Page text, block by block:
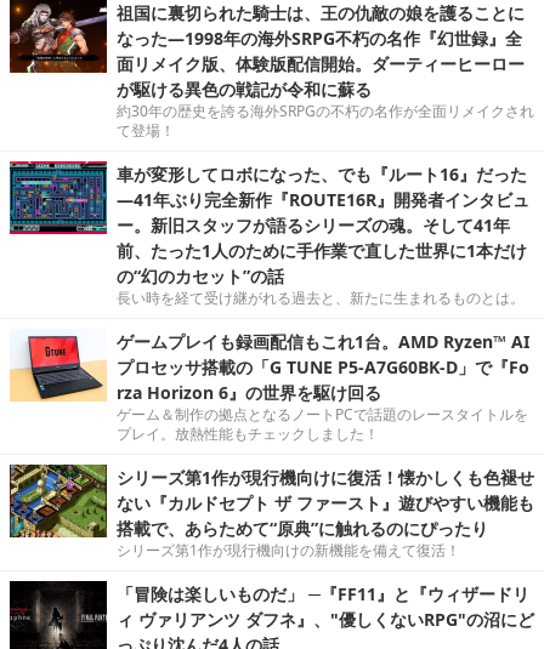
祖国に裏切られた騎士は、王の仇敵の娘を護ることに
なった―1998年の海外SRPG不朽の名作『幻世録』全
面リメイク版、体験版配信開始。ダーティーヒーロー
が駆ける異色の戦記が令和に蘇る
約30年の歴史を誇る海外SRPGの不朽の名作が全面リメイクされ
て登場！
車が変形してロボになった、でも『ルート16』だった
―41年ぶり完全新作『ROUTE16R』開発者インタビュ
ー。新旧スタッフが語るシリーズの魂。そして41年
前、たった1人のために手作業で直した世界に1本だけ
の“幻のカセット”の話
長い時を経て受け継がれる過去と、新たに生まれるものとは。
ゲームプレイも録画配信もこれ1台。AMD Ryzen™ AI
プロセッサ搭載の「G TUNE P5-A7G60BK-D」で『Fo
rza Horizon 6』の世界を駆け回る
ゲーム＆制作の拠点となるノートPCで話題のレースタイトルを
プレイ。放熱性能もチェックしました！
シリーズ第1作が現行機向けに復活！懐かしくも色褪せ
ない『カルドセプト ザ ファースト』遊びやすい機能も
搭載で、あらためて“原典”に触れるのにぴったり
シリーズ第1作が現行機向けの新機能を備えて復活！
「冒険は楽しいものだ」 ─『FF11』と『ウィザードリ
ィ ヴァリアンツ ダフネ』、"優しくないRPG"の沼にど